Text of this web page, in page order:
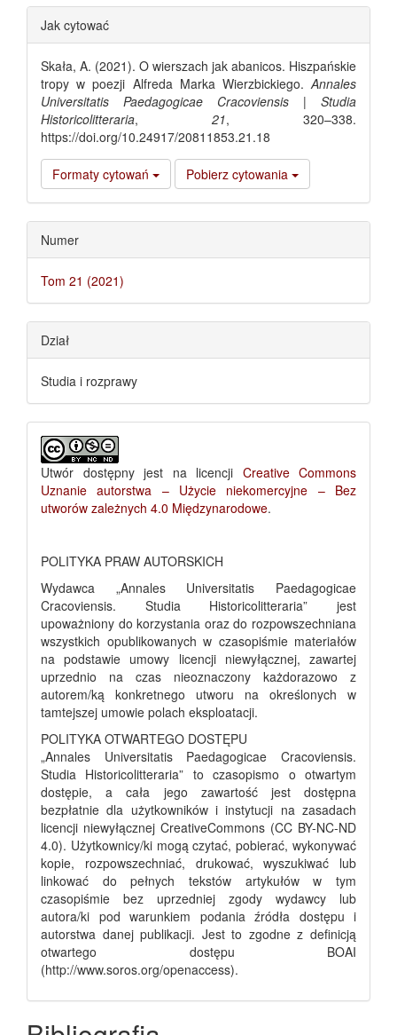
Article
Details
Jak cytować
Skała, A. (2021). O wierszach jak abanicos. Hiszpańskie
tropy w poezji Alfreda Marka Wierzbickiego.Annales
Universitatis Paedagogicae Cracoviensis | Studia
Historicolitteraria, 21, 320–338.
https://doi.org/10.24917/20811853.21.18
Formaty cytowań Pobierz cytowania
Numer
Tom 21 (2021)
Dział
Studia i rozprawy
Utwór dostępny jest na licencji Creative Commons
Uznanie autorstwa – Użycie niekomercyjne – Bez
utworów zależnych 4.0 Międzynarodowe.
POLITYKA PRAW AUTORSKICH
Wydawca „Annales Universitatis Paedagogicae
Cracoviensis. Studia Historicolitteraria” jest
upoważniony do korzystania oraz do rozpowszechniana
wszystkich opublikowanych w czasopiśmie materiałów
na podstawie umowy licencji niewyłącznej, zawartej
uprzednio na czas nieoznaczony każdorazowo z
autorem/ką konkretnego utworu na określonych w
tamtejszej umowie polach eksploatacji.
POLITYKA OTWARTEGO DOSTĘPU
„Annales Universitatis Paedagogicae Cracoviensis.
Studia Historicolitteraria” to czasopismo o otwartym
dostępie, a cała jego zawartość jest dostępna
bezpłatnie dla użytkowników i instytucji na zasadach
licencji niewyłącznej CreativeCommons (CC BY-NC-ND
4.0). Użytkownicy/ki mogą czytać, pobierać, wykonywać
kopie, rozpowszechniać, drukować, wyszukiwać lub
linkować do pełnych tekstów artykułów w tym
czasopiśmie bez uprzedniej zgody wydawcy lub
autora/ki pod warunkiem podania źródła dostępu i
autorstwa danej publikacji. Jest to zgodne z definicją
otwartego dostępu BOAI
(http://www.soros.org/openaccess).